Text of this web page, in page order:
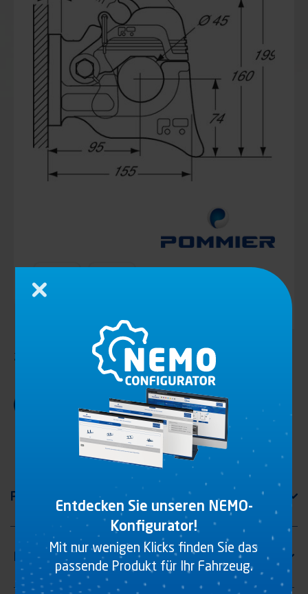
Zughaken
Entdecken Sie unseren NEMO-
Konfigurator!
Mit nur wenigen Klicks finden Sie das
passende Produkt für Ihr Fahrzeug.